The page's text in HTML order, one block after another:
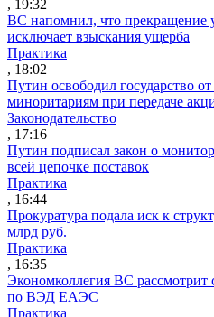
, 19:32
ВС напомнил, что прекращение
исключает взыскания ущерба
Практика
, 18:02
Путин освободил государство
миноритариям при передаче
Законодательство
, 17:16
Путин подписал закон о
всей цепочке поставок
Практика
, 16:44
Прокуратура подала иск к
млрд руб.
Практика
, 16:35
Экономколлегия ВС рассмотрит
по ВЭД ЕАЭС
Практика